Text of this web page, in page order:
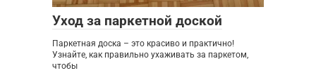
Уход за паркетной доской
Паркетная доска – это красиво и практично!
Узнайте, как правильно ухаживать за паркетом,
чтобы